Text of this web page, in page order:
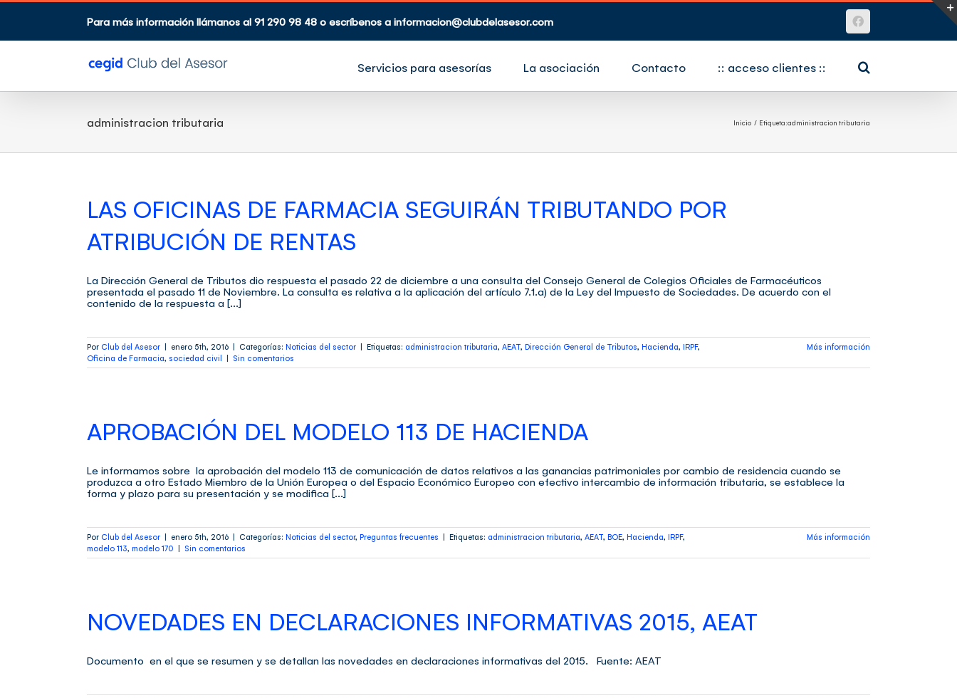
Saltar
Para más información llámanos al 91 290 98 48 o escríbenos a informacion@clubdelasesor.com Facebook
Servicios para asesorías La asociación Contacto :: acceso clientes ::
administracion tributaria Inicio Etiqueta:administracion tributaria
LAS OFICINAS DE FARMACIA SEGUIRÁN TRIBUTANDO POR
ATRIBUCIÓN DE RENTAS
La Dirección General de Tributos dio respuesta el pasado 22 de diciembre a una consulta del Consejo General de Colegios Oficiales de Farmacéuticos
presentada el pasado 11 de Noviembre. La consulta es relativa a la aplicación del artículo 7.1.a) de la Ley del Impuesto de Sociedades. De acuerdo con el
contenido de la respuesta a [...]
Por Club del Asesor | enero 5th, 2016 | Categorías: Noticias del sector | Etiquetas: administracion tributaria, AEAT, Dirección General de Tributos, Hacienda, IRPF,
Oficina de Farmacia, sociedad civil | Sin comentarios
Más información
APROBACIÓN DEL MODELO 113 DE HACIENDA
Le informamos sobre la aprobación del modelo 113 de comunicación de datos relativos a las ganancias patrimoniales por cambio de residencia cuando se
produzca a otro Estado Miembro de la Unión Europea o del Espacio Económico Europeo con efectivo intercambio de información tributaria, se establece la
forma y plazo para su presentación y se modifica [...]
Por Club del Asesor | enero 5th, 2016 | Categorías: Noticias del sector, Preguntas frecuentes | Etiquetas: administracion tributaria, AEAT, BOE, Hacienda, IRPF,
modelo 113, modelo 170 | Sin comentarios
Más información
NOVEDADES EN DECLARACIONES INFORMATIVAS 2015, AEAT
Documento en el que se resumen y se detallan las novedades en declaraciones informativas del 2015. Fuente: AEAT